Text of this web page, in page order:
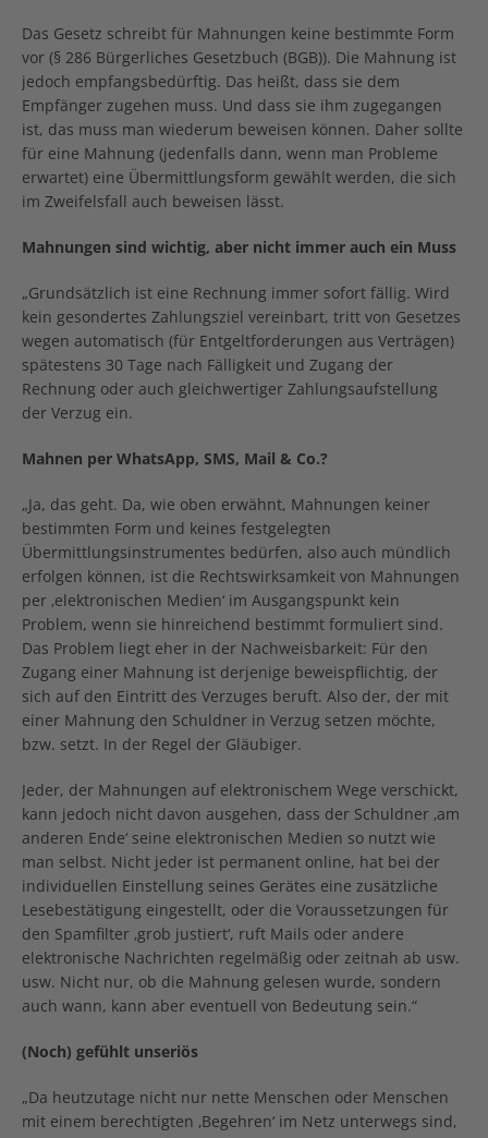
Das Gesetz schreibt für Mahnungen keine bestimmte Form
vor (§ 286 Bürgerliches Gesetzbuch (BGB)). Die Mahnung ist
jedoch empfangsbedürftig. Das heißt, dass sie dem
Empfänger zugehen muss. Und dass sie ihm zugegangen
ist, das muss man wiederum beweisen können. Daher sollte
für eine Mahnung (jedenfalls dann, wenn man Probleme
erwartet) eine Übermittlungsform gewählt werden, die sich
im Zweifelsfall auch beweisen lässt.
Mahnungen sind wichtig, aber nicht immer auch ein Muss
„Grundsätzlich ist eine Rechnung immer sofort fällig. Wird
kein gesondertes Zahlungsziel vereinbart, tritt von Gesetzes
wegen automatisch (für Entgeltforderungen aus Verträgen)
spätestens 30 Tage nach Fälligkeit und Zugang der
Rechnung oder auch gleichwertiger Zahlungsaufstellung
der Verzug ein.
Mahnen per WhatsApp, SMS, Mail & Co.?
„Ja, das geht. Da, wie oben erwähnt, Mahnungen keiner
bestimmten Form und keines festgelegten
Übermittlungsinstrumentes bedürfen, also auch mündlich
erfolgen können, ist die Rechtswirksamkeit von Mahnungen
per ‚elektronischen Medien‘ im Ausgangspunkt kein
Problem, wenn sie hinreichend bestimmt formuliert sind.
Das Problem liegt eher in der Nachweisbarkeit: Für den
Zugang einer Mahnung ist derjenige beweispflichtig, der
sich auf den Eintritt des Verzuges beruft. Also der, der mit
einer Mahnung den Schuldner in Verzug setzen möchte,
bzw. setzt. In der Regel der Gläubiger.
Jeder, der Mahnungen auf elektronischem Wege verschickt,
kann jedoch nicht davon ausgehen, dass der Schuldner ‚am
anderen Ende‘ seine elektronischen Medien so nutzt wie
man selbst. Nicht jeder ist permanent online, hat bei der
individuellen Einstellung seines Gerätes eine zusätzliche
Lesebestätigung eingestellt, oder die Voraussetzungen für
den Spamfilter ‚grob justiert‘, ruft Mails oder andere
elektronische Nachrichten regelmäßig oder zeitnah ab usw.
usw. Nicht nur, ob die Mahnung gelesen wurde, sondern
auch wann, kann aber eventuell von Bedeutung sein.“
(Noch) gefühlt unseriös
„Da heutzutage nicht nur nette Menschen oder Menschen
mit einem berechtigten ‚Begehren‘ im Netz unterwegs sind,